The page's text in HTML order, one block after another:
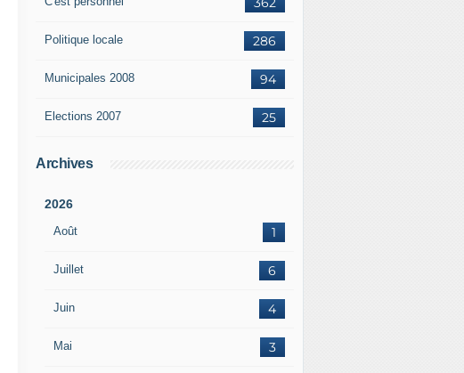
286
Politique locale
94
Municipales 2008
25
Elections 2007
Archives
2026
Août 1
Juillet 6
Juin 4
Mai 3